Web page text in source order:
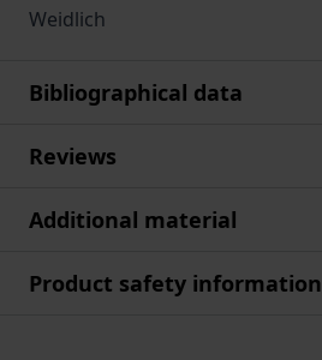
Weidlich
Bibliographical data
Reviews
Additional material
Product safety information